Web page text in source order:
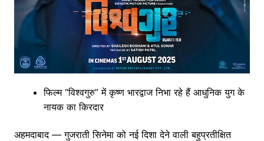
फिल्म “विश्वगुरु” में कृष्ण भारद्वाज निभा रहे हैं आधुनिक युग के
नायक का किरदार
अहमदाबाद — गुजराती सिनेमा को नई दिशा देने वाली बहुप्रतीक्षित